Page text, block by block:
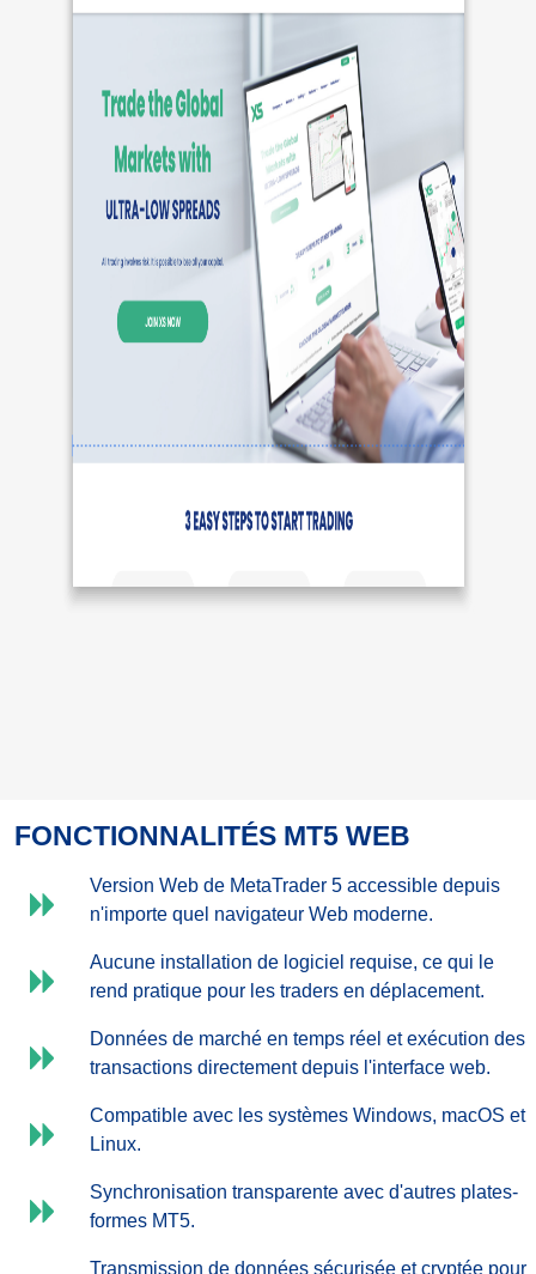
FONCTIONNALITÉS MT5 WEB
Version Web de MetaTrader 5 accessible depuis
n'importe quel navigateur Web moderne.
Aucune installation de logiciel requise, ce qui le
rend pratique pour les traders en déplacement.
Données de marché en temps réel et exécution des
transactions directement depuis l'interface web.
Compatible avec les systèmes Windows, macOS et
Linux.
Synchronisation transparente avec d'autres plates-
formes MT5.
Transmission de données sécurisée et cryptée pour